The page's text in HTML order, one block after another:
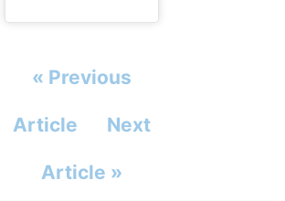
« Previous
Article Next
Article »